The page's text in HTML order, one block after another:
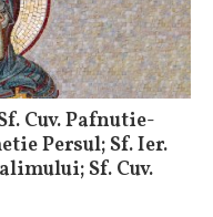
Cuv. Pafnutie-
Persul; Sf. Ier.
Sf. Cuv.